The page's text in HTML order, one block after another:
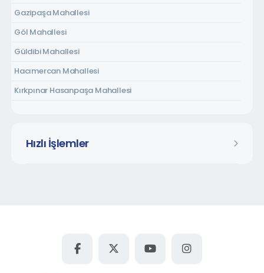
Gazipaşa Mahallesi
Göl Mahallesi
Güldibi Mahallesi
Hacımercan Mahallesi
Kırkpınar Hasanpaşa Mahallesi
Kurtköy Dibektaş Mahallesi
Memnuniye Mahallesi
Hızlı İşlemler